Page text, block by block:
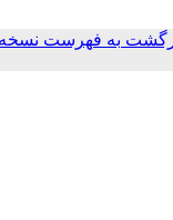
به فهرست نسخه